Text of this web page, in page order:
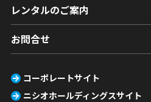
レンタルのご案内
お問合せ
コーポレートサイト
ニシオホールディングスサイト